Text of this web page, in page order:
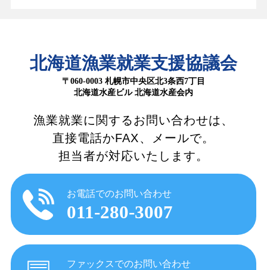
北海道漁業就業支援協議会
〒060-0003 札幌市中央区北3条西7丁目
北海道水産ビル 北海道水産会内
漁業就業に関するお問い合わせは、
直接電話かFAX、メールで。
担当者が対応いたします。
お電話でのお問い合わせ
011-280-3007
ファックスでのお問い合わせ